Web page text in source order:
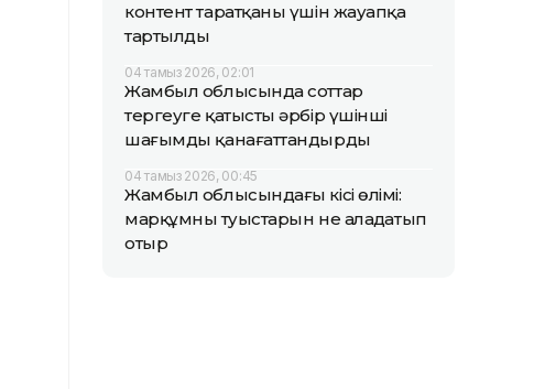
контент таратқаны үшін жауапқа
тартылды
04 тамыз 2026, 02:01
Жамбыл облысында соттар
тергеуге қатысты әрбір үшінші
шағымды қанағаттандырды
04 тамыз 2026, 00:45
Жамбыл облысындағы кісі өлімі:
марқұмның туыстарын не алаңдатып
отыр